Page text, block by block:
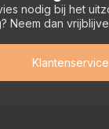
nodig bij het
Neem dan
Klantenservice